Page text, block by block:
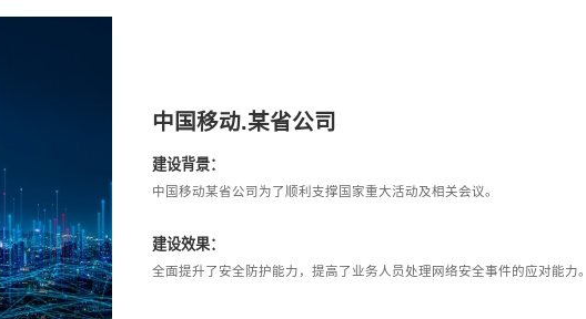
中国移动.某省公司
建设背景：
中国移动某省公司为了顺利支撑国家重大活动及相关会议。
建设效果：
全面提升了安全防护能力，提高了业务人员处理网络安全事件的应对能力。